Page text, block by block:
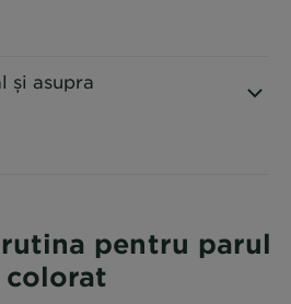
și asupra
pentru parul
colorat